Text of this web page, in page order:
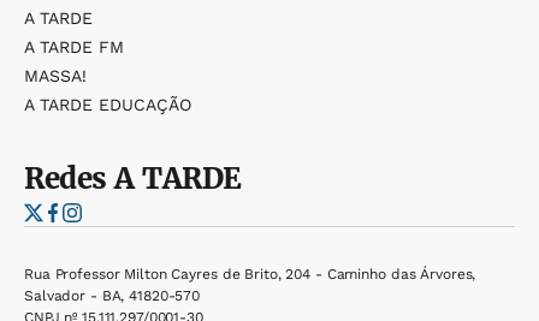
A TARDE
A TARDE FM
MASSA!
A TARDE EDUCAÇÃO
RedesA TARDE
Rua Professor Milton Cayres de Brito, 204 - Caminho das Árvores,
Salvador - BA, 41820-570
CNPJ nº 15.111.297/0001-30